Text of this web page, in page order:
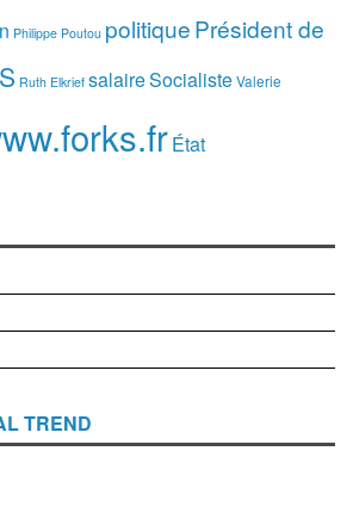
Philippe Poutou politiquePrésident de
Ruth Elkrief salaireSocialisteValerie
État
TREND